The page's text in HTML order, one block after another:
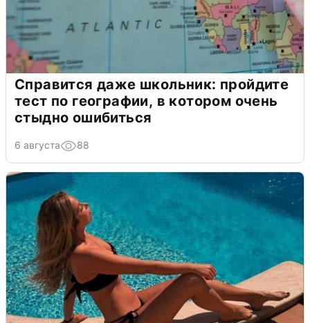
Справится даже школьник: пройдите
тест по географии, в котором очень
стыдно ошибиться
6 августа 88